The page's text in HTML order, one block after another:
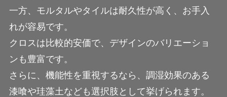
一方、モルタルやタイルは耐久性が高く、お手入
れが容易です。
クロスは比較的安価で、デザインのバリエーショ
ンも豊富です。
さらに、機能性を重視するなら、調湿効果のある
漆喰や珪藻土なども選択肢として挙げられます。